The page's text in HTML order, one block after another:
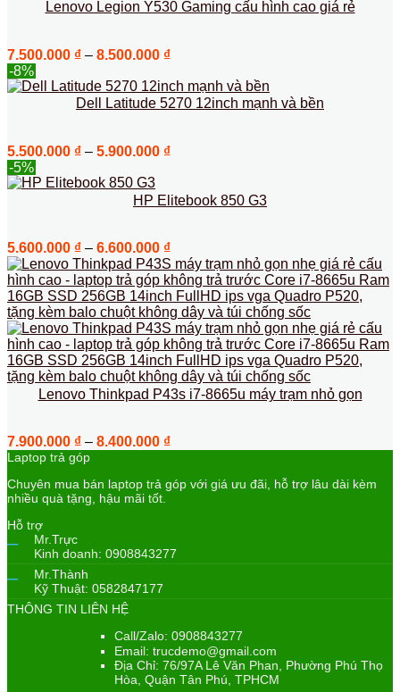
5.900.000 ₫
Lenovo Legion Y530 Gaming cấu hình cao giá rẻ
7.500.000 ₫ – 8.500.000 ₫Khoảng
từ
7.500.000 ₫
-8%
Dell Latitude 5270 12inch mạnh và bền
5.500.000 ₫ – 5.900.000 ₫Khoảng
5.500.000 ₫
-5%
HP Elitebook 850 G3
5.600.000 ₫ – 6.600.000 ₫Khoảng
giá:
từ
5.600.000 ₫
đến
6.600.000 ₫
Lenovo Thinkpad P43s i7-8665u máy trạm nhỏ gọn
7.900.000 ₫ – 8.400.000 ₫Khoảng
7.900.000 ₫
Laptop trả góp
Chuyên mua bán laptop trả góp với giá ưu đãi, hỗ trợ lâu dài kèm
nhiều quà tặng, hậu mãi tốt.
Hỗ trợ
–
Mr.Trực
Kinh doanh: 0908843277
–
Mr.Thành
Kỹ Thuật: 0582847177
THÔNG TIN LIÊN HỆ
Call/Zalo: 0908843277
Email: trucdemo@gmail.com
Địa Chỉ: 76/97A Lê Văn Phan, Phường Phú Thọ
Hòa, Quận Tân Phú, TPHCM